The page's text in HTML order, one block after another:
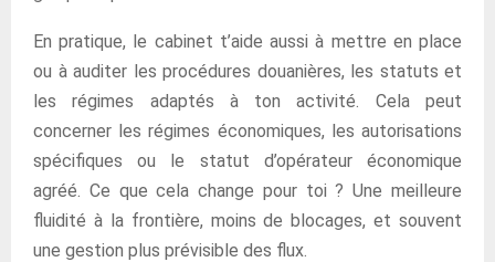
En pratique, le cabinet t’aide aussi à mettre en place
ou à auditer les procédures douanières, les statuts et
les régimes adaptés à ton activité. Cela peut
concerner les régimes économiques, les autorisations
spécifiques ou le statut d’opérateur économique
agréé. Ce que cela change pour toi ? Une meilleure
fluidité à la frontière, moins de blocages, et souvent
une gestion plus prévisible des flux.